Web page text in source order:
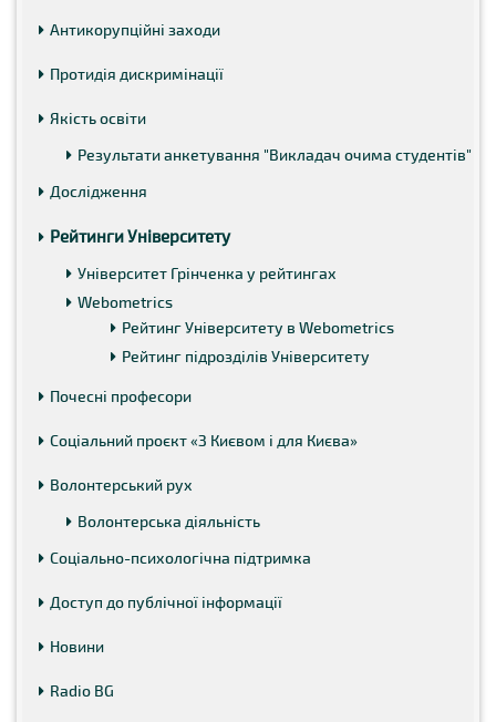
Антикорупційні заходи
Протидія дискримінації
Якість освіти
Результати анкетування "Викладач очима студентів"
Дослідження
Рейтинги Університету
Університет Грінченка у рейтингах
Webometrics
Рейтинг Університету в Webometrics
Рейтинг підрозділів Університету
Почесні професори
Соціальний проєкт «З Києвом і для Києва»
Волонтерський рух
Волонтерська діяльність
Соціально-психологічна підтримка
Доступ до публічної інформації
Новини
Radio BG